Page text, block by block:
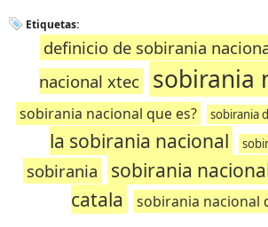
Etiquetas:
definicio de sobirania
nacional xtec
sobirania
sobirania nacional que es? sobirania
la sobirania nacional
sobirania
sobirania
catala
sobirania nacional